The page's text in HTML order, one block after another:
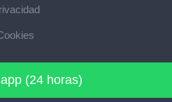
(24 horas)
· La web de pavimentos
· Mapa del sitio